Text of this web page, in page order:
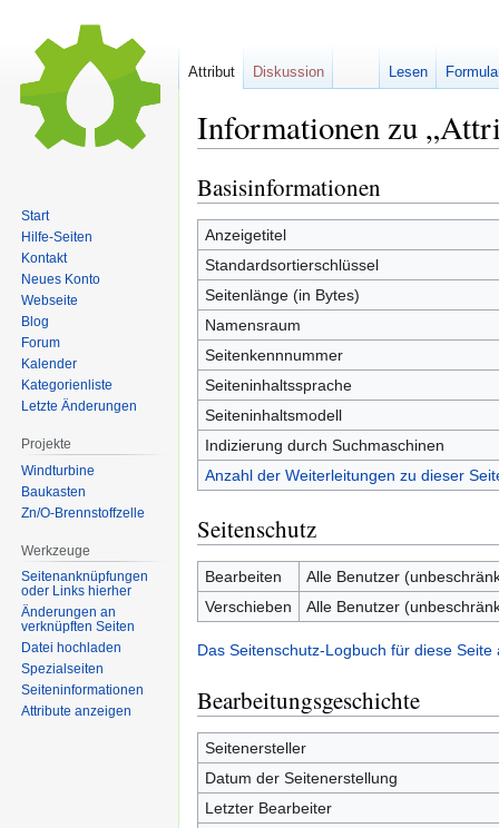
Informationen zu
Zur
Navigation
springen
Zur
Suche
springen
Basisinformationen
Anzeigetitel
Standardsortierschlüssel
Seitenlänge (in Bytes)
Namensraum
Seitenkennnummer
Seiteninhaltssprache
Seiteninhaltsmodell
Indizierung durch Suchmaschinen
Anzahl der Weiterleitungen zu dieser
Seitenschutz
Bearbeiten
Alle Benutzer
Verschieben
Alle Benutzer
Das Seitenschutz-Logbuch für diese Seite
Bearbeitungsgeschichte
Seitenersteller
Datum der Seitenerstellung
Letzter Bearbeiter
Attribut Diskussion Lesen
Start
Hilfe-Seiten
Kontakt
Neues Konto
Webseite
Blog
Forum
Kalender
Kategorienliste
Letzte Änderungen
Projekte
Windturbine
Baukasten
Zn/O-Brennstoffzelle
Werkzeuge
Seitenanknüpfungen
oder Links hierher
Änderungen an
verknüpften Seiten
Datei hochladen
Spezialseiten
Seiten­informationen
Attribute anzeigen